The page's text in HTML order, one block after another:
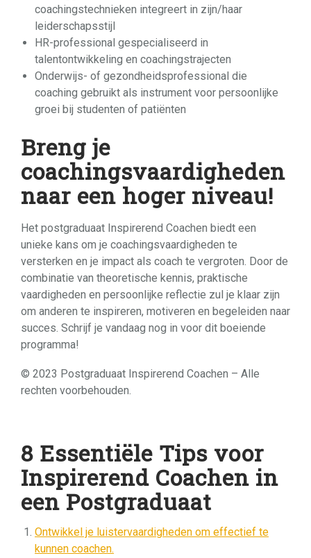
coachingstechnieken integreert in zijn/haar
leiderschapsstijl
HR-professional gespecialiseerd in
talentontwikkeling en coachingstrajecten
Onderwijs- of gezondheidsprofessional die
coaching gebruikt als instrument voor persoonlijke
groei bij studenten of patiënten
Breng je
coachingsvaardigheden
naar een hoger niveau!
Het postgraduaat Inspirerend Coachen biedt een
unieke kans om je coachingsvaardigheden te
versterken en je impact als coach te vergroten. Door de
combinatie van theoretische kennis, praktische
vaardigheden en persoonlijke reflectie zul je klaar zijn
om anderen te inspireren, motiveren en begeleiden naar
succes. Schrijf je vandaag nog in voor dit boeiende
programma!
© 2023 Postgraduaat Inspirerend Coachen – Alle
rechten voorbehouden.
8 Essentiële Tips voor
Inspirerend Coachen in
een Postgraduaat
Ontwikkel je luistervaardigheden om effectief te
kunnen coachen.